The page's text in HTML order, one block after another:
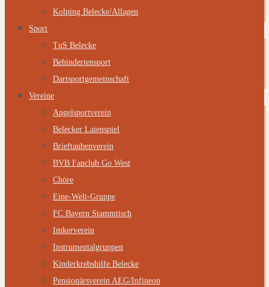
Kolping Belecke/Allagen
Sport
TuS Belecke
Behindertensport
Dartsportgemeinschaft
Vereine
Angelsportverein
Belecker Laienspiel
Brieftaubenverein
BVB Fanclub Go West
Chöre
Eine-Welt-Gruppe
FC Bayern Stammtisch
Imkerverein
Instrumentalgruppen
Kinderkrebshilfe Belecke
Pensionärsverein AEG/Infineon